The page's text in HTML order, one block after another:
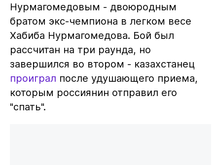
Нурмагомедовым - двоюродным
братом экс-чемпиона в легком весе
Хабиба Нурмагомедова. Бой был
рассчитан на три раунда, но
завершился во втором - казахстанец
проиграл после удушающего приема,
которым россиянин отправил его
"спать".